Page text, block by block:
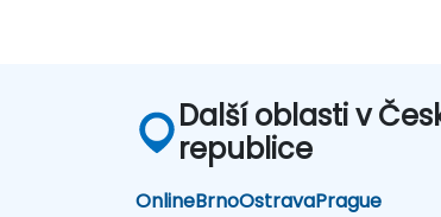
Další oblasti v
republice
OnlineBrnoOstravaPrague